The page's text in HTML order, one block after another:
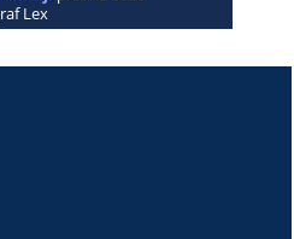
Lex